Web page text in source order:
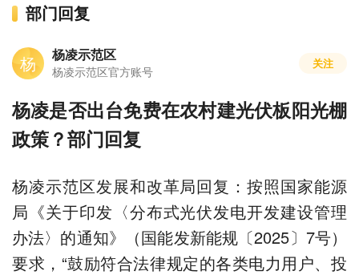
部门回复
杨 杨凌示范区
杨凌示范区官方账号
关注
杨凌是否出台免费在农村建光伏板阳光棚
政策？部门回复
杨凌示范区发展和改革局回复：按照国家能源
局《关于印发〈分布式光伏发电开发建设管理
办法〉的通知》（国能发新能规〔2025〕7号）
要求，“鼓励符合法律规定的各类电力用户、投